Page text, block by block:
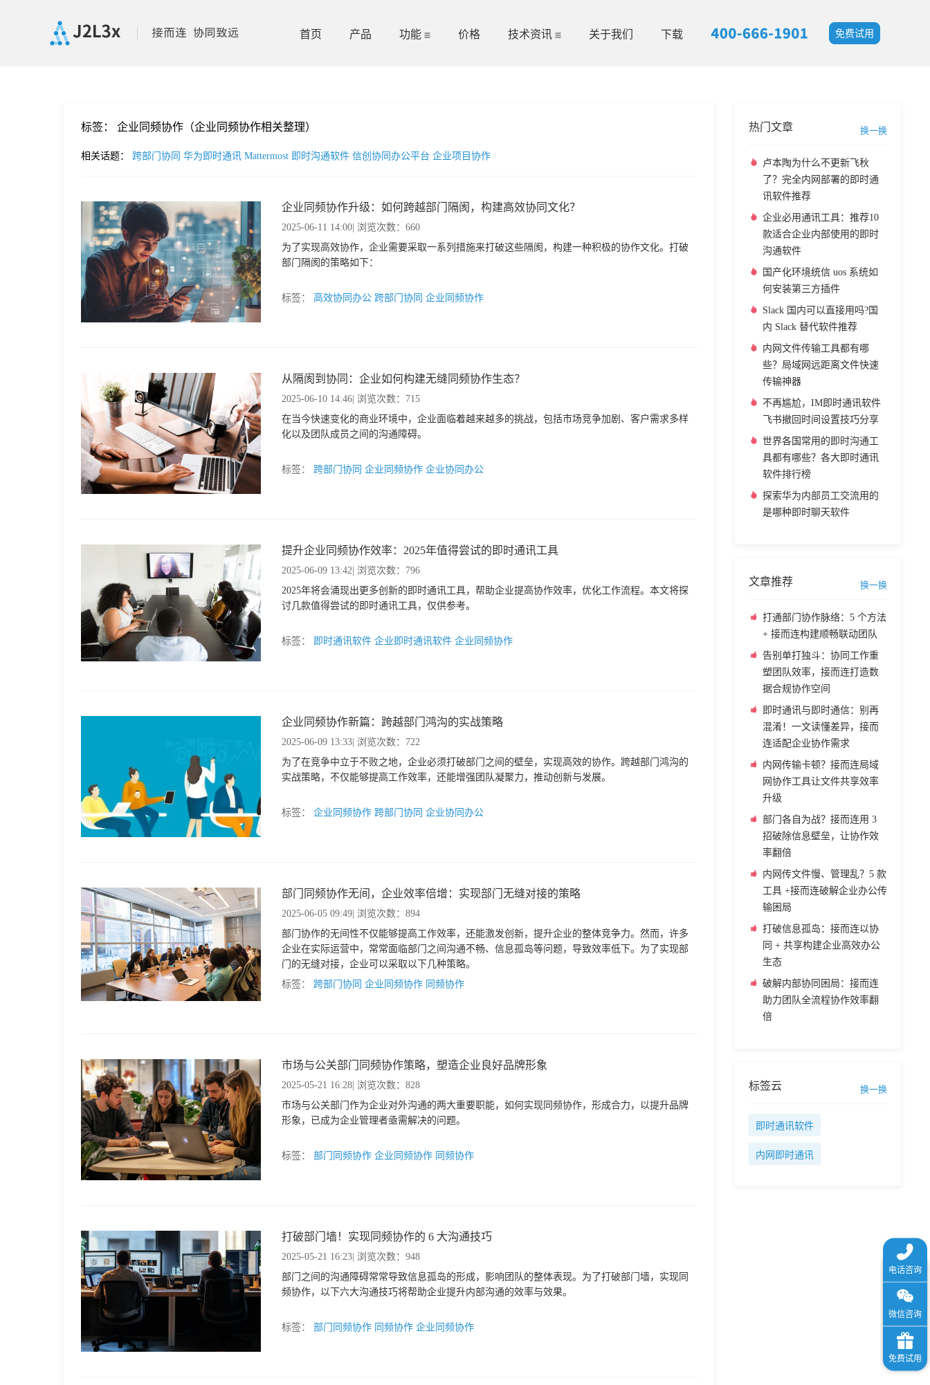
首页 产品 功能 价格 技术资讯 关于我们 下载 免费试用
标签： 企业同频协作（企业同频协作相关整理）
相关话题： 跨部门协同 华为即时通讯 Mattermost 即时沟通软件 信创协同办公平台 企业项目协作
企业同频协作升级：如何跨越部门隔阂，构建高效协同文化？
2025-06-11 14:00 | 浏览次数：660
为了实现高效协作，企业需要采取一系列措施来打破这些隔阂，构建一种积极的协作文化。打破
部门隔阂的策略如下：
标签： 高效协同办公 跨部门协同 企业同频协作
从隔阂到协同：企业如何构建无缝同频协作生态？
2025-06-10 14:46 | 浏览次数：715
在当今快速变化的商业环境中，企业面临着越来越多的挑战，包括市场竞争加剧、客户需求多样
化以及团队成员之间的沟通障碍。
标签： 跨部门协同 企业同频协作 企业协同办公
提升企业同频协作效率：2025年值得尝试的即时通讯工具
2025-06-09 13:42 | 浏览次数：796
2025年将会涌现出更多创新的即时通讯工具，帮助企业提高协作效率，优化工作流程。本文将探
讨几款值得尝试的即时通讯工具，仅供参考。
标签： 即时通讯软件 企业即时通讯软件 企业同频协作
企业同频协作新篇：跨越部门鸿沟的实战策略
2025-06-09 13:33 | 浏览次数：722
为了在竞争中立于不败之地，企业必须打破部门之间的壁垒，实现高效的协作。跨越部门鸿沟的
实战策略，不仅能够提高工作效率，还能增强团队凝聚力，推动创新与发展。
标签： 企业同频协作 跨部门协同 企业协同办公
部门同频协作无间，企业效率倍增：实现部门无缝对接的策略
2025-06-05 09:49 | 浏览次数：894
部门协作的无间性不仅能够提高工作效率，还能激发创新，提升企业的整体竞争力。然而，许多
企业在实际运营中，常常面临部门之间沟通不畅、信息孤岛等问题，导致效率低下。为了实现部
门的无缝对接，企业可以采取以下几种策略。
标签：
跨部门协同 企业同频协作 同频协作
市场与公关部门同频协作策略，塑造企业良好品牌形象
2025-05-21 16:28 | 浏览次数：828
市场与公关部门作为企业对外沟通的两大重要职能，如何实现同频协作，形成合力，以提升品牌
形象，已成为企业管理者亟需解决的问题。
标签： 部门同频协作 企业同频协作 同频协作
打破部门墙！实现同频协作的 6 大沟通技巧
2025-05-21 16:23 | 浏览次数：948
部门之间的沟通障碍常常导致信息孤岛的形成，影响团队的整体表现。为了打破部门墙，实现同
频协作，以下六大沟通技巧将帮助企业提升内部沟通的效率与效果。
标签： 部门同频协作 同频协作 企业同频协作
热门文章 换一换
卢本陶为什么不更新飞秋
了？完全内网部署的即时通
讯软件推荐
企业必用通讯工具：推荐10
款适合企业内部使用的即时
沟通软件
国产化环境统信 uos 系统如
何安装第三方插件
Slack 国内可以直接用吗?国
内 Slack 替代软件推荐
内网文件传输工具都有哪
些？局域网远距离文件快速
传输神器
不再尴尬，IM即时通讯软件
飞书撤回时间设置技巧分享
世界各国常用的即时沟通工
具都有哪些？各大即时通讯
软件排行榜
探索华为内部员工交流用的
是哪种即时聊天软件
文章推荐 换一换
打通部门协作脉络：5 个方法
+ 接而连构建顺畅联动团队
告别单打独斗：协同工作重
塑团队效率，接而连打造数
据合规协作空间
即时通讯与即时通信：别再
混淆！一文读懂差异，接而
连适配企业协作需求
内网传输卡顿？接而连局域
网协作工具让文件共享效率
升级
部门各自为战？接而连用 3
招破除信息壁垒，让协作效
率翻倍
内网传文件慢、管理乱？5 款
工具 +接而连破解企业办公传
输困局
打破信息孤岛：接而连以协
同 + 共享构建企业高效办公
生态
破解内部协同困局：接而连
助力团队全流程协作效率翻
倍
标签云 换一换
即时通讯软件
内网即时通讯